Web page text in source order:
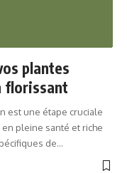
plantes
florissant
est une étape cruciale
pleine santé et riche
de…